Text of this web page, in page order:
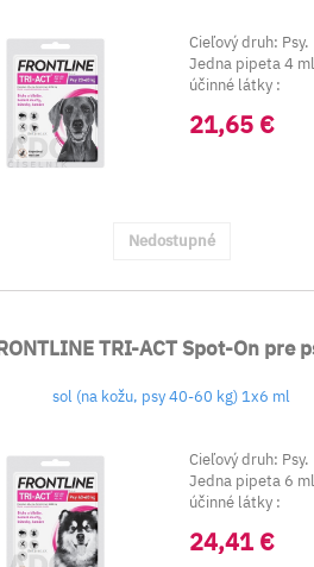
Cieľový druh: Psy.
Jedna pipeta 4
účinné látky :
21,65 €
Nedostupné
TRI-ACT Spot-On pre
sol (na kožu, psy 40-60 kg) 1x6 ml
Cieľový druh: Psy.
Jedna pipeta 6
účinné látky :
24,41 €